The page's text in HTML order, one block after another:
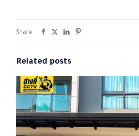
Share
Related posts